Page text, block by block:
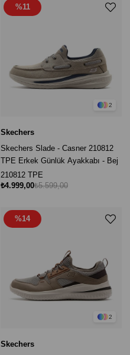
2
Skechers
Skechers Slade - Casner 210812
TPE Erkek Günlük Ayakkabı - Bej
210812 TPE
₺4.999,00₺5.599,00
%11
2
Skechers
%14